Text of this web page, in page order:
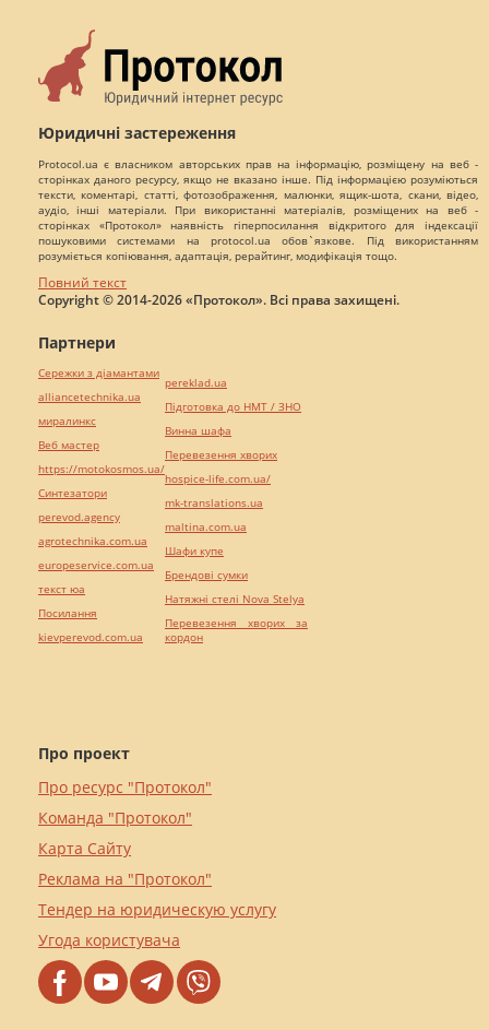
Юридичні застереження
Protocol.ua є власником авторських прав на інформацію, розміщену на веб -
сторінках даного ресурсу, якщо не вказано інше. Під інформацією розуміються
тексти, коментарі, статті, фотозображення, малюнки, ящик-шота, скани, відео,
аудіо, інші матеріали. При використанні матеріалів, розміщених на веб -
сторінках «Протокол» наявність гіперпосилання відкритого для індексації
пошуковими системами на protocol.ua обов`язкове. Під використанням
розуміється копіювання, адаптація, рерайтинг, модифікація тощо.
Повний текст
Copyright © 2014-2026 «Протокол». Всі права захищені.
Про проект
Про ресурс "Протокол"
Команда "Протокол"
Карта Сайту
Реклама на "Протокол"
Тендер на юридическую услугу
Угода користувача
Партнери
Сережки з діамантами
alliancetechnika.ua
миралинкс
Веб мастер
https://motokosmos.ua/
Синтезатори
perevod.agency
agrotechnika.com.ua
europeservice.com.ua
текст юа
Посилання
kievperevod.com.ua
pereklad.ua
Підготовка до НМТ / ЗНО
Винна шафа
Перевезення хворих
hospice-life.com.ua/
mk-translations.ua
maltina.com.ua
Шафи купе
Брендові сумки
Натяжні стелі Nova Stelya
Перевезення хворих за
кордон